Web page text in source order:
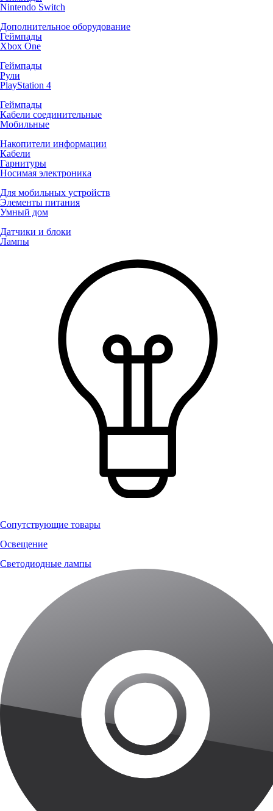
Nintendo Switch
Дополнительное оборудование
Геймпады
Xbox One
Геймпады
Рули
PlayStation 4
Геймпады
Кабели соединительные
Мобильные
Накопители информации
Кабели
Гарнитуры
Носимая электроника
Для мобильных устройств
Элементы питания
Умный дом
Датчики и блоки
Лампы
Сопутствующие товары
Освещение
Светодиодные лампы